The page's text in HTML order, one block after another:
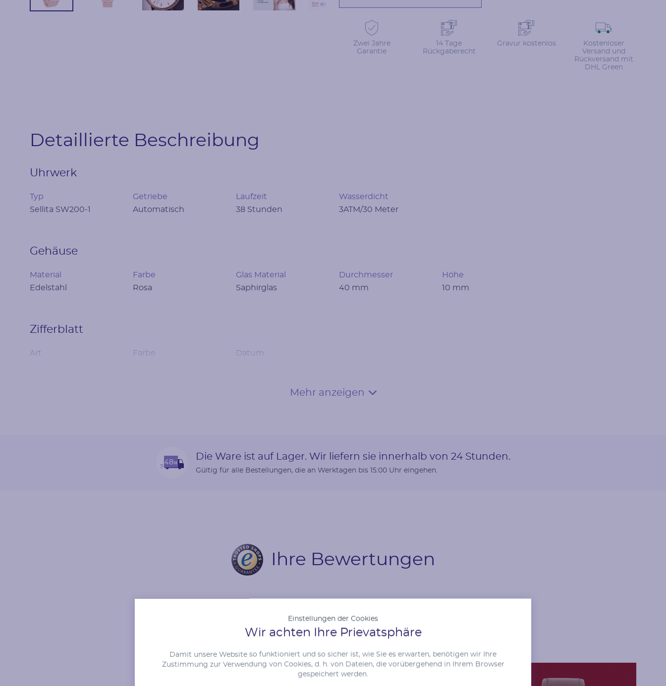
Einstellungen der Cookies
Wir achten Ihre Prievatsphäre
Damit unsere Website so funktioniert und so sicher ist, wie Sie es erwarten, benötigen wir Ihre
Zustimmung zur Verwendung von Cookies, d. h. von Dateien, die vorübergehend in Ihrem Browser
gespeichert werden.
Zwei Jahre
Garantie
14 Tage
Rückgaberecht
Gravur kostenlos
Kostenloser
Versand und
Rückversand mit
DHL Green
Detaillierte Beschreibung
Uhrwerk
Typ
Sellita SW200-1
Getriebe
Automatisch
Laufzeit
38 Stunden
Wasserdicht
3ATM/30 Meter
Gehäuse
Material
Edelstahl
Farbe
Rosa
Glas Material
Saphirglas
Durchmesser
40 mm
Höhe
10 mm
Zifferblatt
Art
Farbe
Datum
36
0.27 ct
1.25 mm (0.0075ct)
Rund
Mehr anzeigen
Die Ware ist auf Lager. Wir liefern sie innerhalb von 24 Stunden.
Gültig für alle Bestellungen, die an Werktagen bis 15:00 Uhr eingehen.
Ihre Bewertungen
Vremmy, Zeit für Veränderung